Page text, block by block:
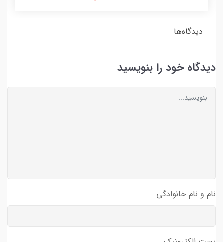
دیدگاه‌ها
دیدگاه خود را بنویسید
نام و نام خانوادگی